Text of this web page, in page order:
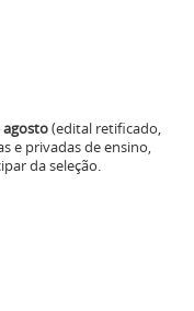
agosto(edital retificado,
e privadas de ensino,
da seleção.